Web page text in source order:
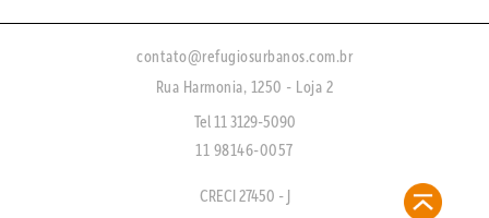
contato@refugiosurbanos.com.br
Rua Harmonia, 1250 - Loja 2
Tel 11 3129-5090
11 98146-0057
CRECI 27450 - J